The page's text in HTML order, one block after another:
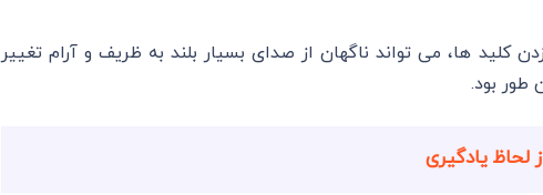
کلید ها، می تواند ناگهان از صدای بسیار بلند به ظریف و آرام تغییر
طور بود.